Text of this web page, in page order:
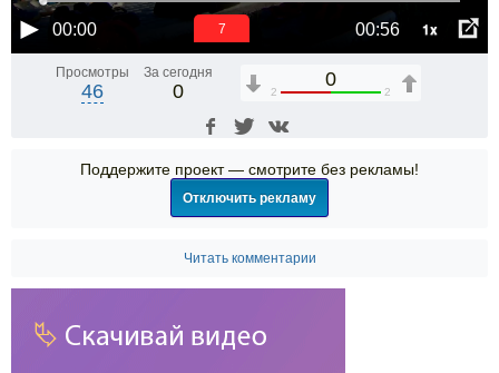
00:00 00:56 1x
6
Просмотры
46
За сегодня
0
0
2 2
Поддержите проект — смотрите без рекламы!
Отключить рекламу
Читать комментарии